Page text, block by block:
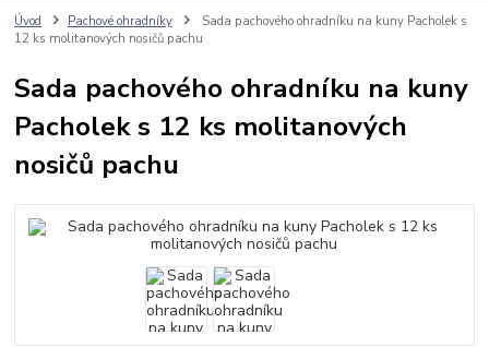
Úvod Pachové ohradníky
Sada pachového ohradníku na kuny Pacholek s
12 ks molitanových nosičů pachu
Sada pachového ohradníku na kuny
Pacholek s 12 ks molitanových
nosičů pachu